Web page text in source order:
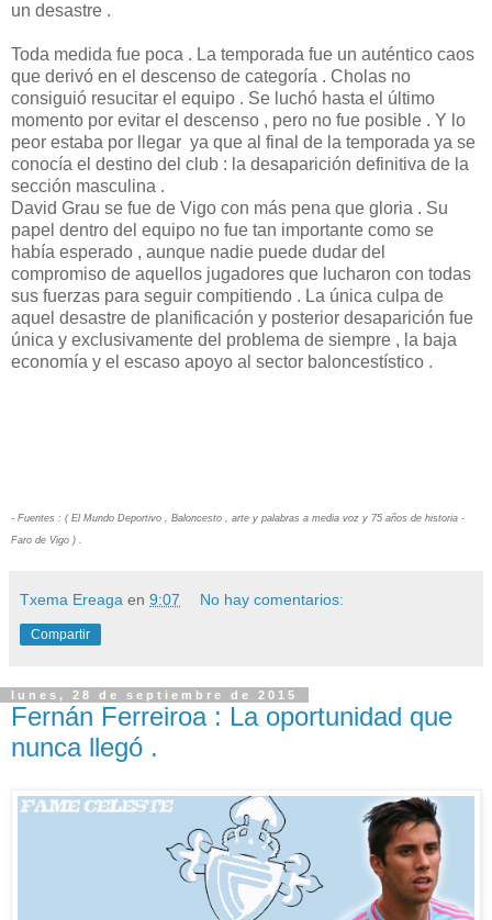
un desastre .
Toda medida fue poca . La temporada fue un auténtico caos
que derivó en el descenso de categoría . Cholas no
consiguió resucitar el equipo . Se luchó hasta el último
momento por evitar el descenso , pero no fue posible . Y lo
peor estaba por llegar ya que al final de la temporada ya se
conocía el destino del club : la desaparición definitiva de la
sección masculina .
David Grau se fue de Vigo con más pena que gloria . Su
papel dentro del equipo no fue tan importante como se
había esperado , aunque nadie puede dudar del
compromiso de aquellos jugadores que lucharon con todas
sus fuerzas para seguir compitiendo . La única culpa de
aquel desastre de planificación y posterior desaparición fue
única y exclusivamente del problema de siempre , la baja
economía y el escaso apoyo al sector baloncestístico .
- Fuentes : ( El Mundo Deportivo , Baloncesto , arte y palabras a media voz y 75 años de historia -
Faro de Vigo ) .
Txema Ereaga en 9:07 No hay comentarios:
Compartir
lunes, 28 de septiembre de 2015
Fernán Ferreiroa : La oportunidad que
nunca llegó .